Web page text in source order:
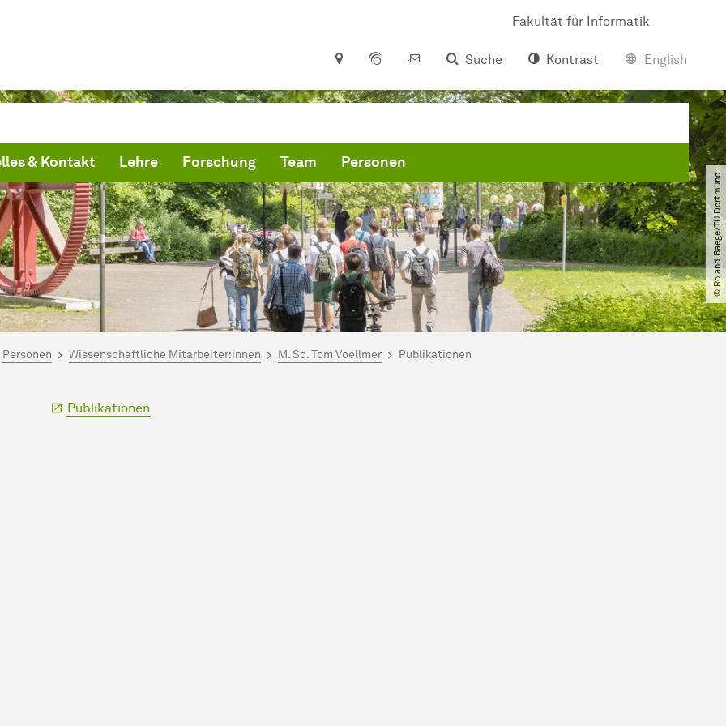
Fakultät für Informatik
Suche
Kontrast English
& Kontakt Lehre Forschung Team Personen
© Roland Baege​/​TU Dortmund
hier:
Personen Wissenschaftliche Mitarbeiter:innen M. Sc. Tom Voellmer Publikationen
Publikationen